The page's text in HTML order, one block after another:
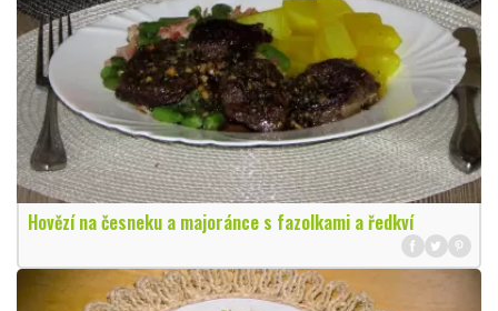
Hovězí na česneku a majoránce s fazolkami a ředkví